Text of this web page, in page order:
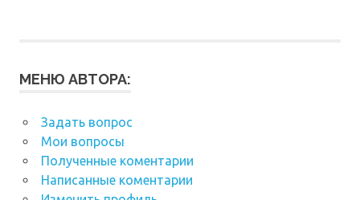
МЕНЮ АВТОРА:
Задать вопрос
Мои вопросы
Полученные коментарии
Написанные коментарии